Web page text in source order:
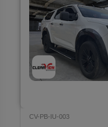
CV-PB-IU-003